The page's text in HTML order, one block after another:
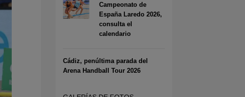
Campeonato de
España Laredo 2026,
consulta el
calendario
Cádiz, penúltima parada del
Arena Handball Tour 2026